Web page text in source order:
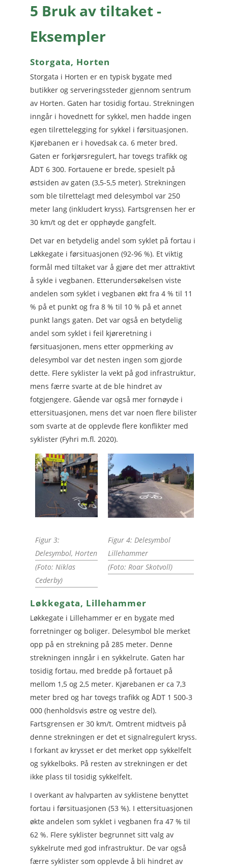
5 Bruk av tiltaket -
Eksempler
Storgata, Horten
Storgata i Horten er en typisk bygate med
butikker og serveringssteder gjennom sentrum
av Horten. Gaten har tosidig fortau. Strekningen
inngår i hovednett for sykkel, men hadde ingen
egen tilrettelegging for sykkel i førsituasjonen.
Kjørebanen er i hovedsak ca. 6 meter bred.
Gaten er forkjørsregulert, har tovegs trafikk og
ÅDT 6 300. Fortauene er brede, spesielt på
østsiden av gaten (3,5-5,5 meter). Strekningen
som ble tilrettelagt med delesymbol var 250
meter lang (inkludert kryss). Fartsgrensen her er
30 km/t og det er opphøyde gangfelt.
Det var en betydelig andel som syklet på fortau i
Løkkegate i førsituasjonen (92-96 %). Et viktig
formål med tiltaket var å gjøre det mer attraktivt
å sykle i vegbanen. Etterundersøkelsen viste
andelen som syklet i vegbanen økt fra 4 % til 11
% på et punkt og fra 8 % til 10 % på et annet
punkt langs gaten. Det var også en betydelig
andel som syklet i feil kjøreretning i
førsituasjonen, mens etter oppmerking av
delesymbol var det nesten ingen som gjorde
dette. Flere syklister la vekt på god infrastruktur,
mens færre svarte at de ble hindret av
fotgjengere. Gående var også mer fornøyde i
ettersituasjonen, mens det var noen flere bilister
som svarte at de opplevde flere konflikter med
syklister (Fyhri m.fl. 2020).
Figur 3:
Delesymbol, Horten
(Foto: Niklas
Cederby)
Figur 4: Delesymbol
Lillehammer
(Foto: Roar Skotvoll)
Løkkegata, Lillehammer
Løkkegate i Lillehammer er en bygate med
forretninger og boliger. Delesymbol ble merket
opp på en strekning på 285 meter. Denne
strekningen inngår i en sykkelrute. Gaten har
tosidig fortau, med bredde på fortauet på
mellom 1,5 og 2,5 meter. Kjørebanen er ca 7,3
meter bred og har tovegs trafikk og ÅDT 1 500-3
000 (henholdsvis østre og vestre del).
Fartsgrensen er 30 km/t. Omtrent midtveis på
denne strekningen er det et signalregulert kryss.
I forkant av krysset er det merket opp sykkelfelt
og sykkelboks. På resten av strekningen er det
ikke plass til tosidig sykkelfelt.
I overkant av halvparten av syklistene benyttet
fortau i førsituasjonen (53 %). I ettersituasjonen
økte andelen som syklet i vegbanen fra 47 % til
62 %. Flere syklister begrunnet sitt valg av
sykkelrute med god infrastruktur. De var også
færre syklister som opplevde å bli hindret av